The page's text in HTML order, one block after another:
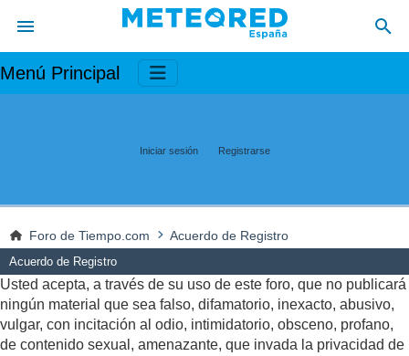
Menú Principal
Iniciar sesión Registrarse
Foro de Tiempo.com Acuerdo de Registro
Acuerdo de Registro
Usted acepta, a través de su uso de este foro, que no publicará
ningún material que sea falso, difamatorio, inexacto, abusivo,
vulgar, con incitación al odio, intimidatorio, obsceno, profano,
de contenido sexual, amenazante, que invada la privacidad de